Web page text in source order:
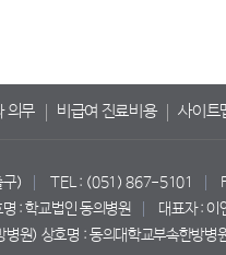
의무 비급여 진료비용 사이트
구) TEL : (051) 867-5101
: 학교법인 동의병원
대표자 : 이
병원) 상호명 : 동의대학교부속한방병